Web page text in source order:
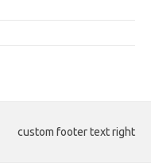
custom footer text right